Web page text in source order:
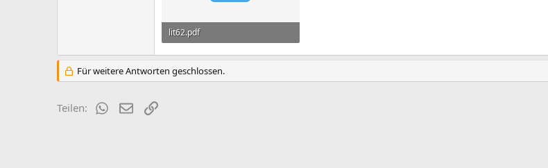
lit62.pdf
811 KB · Aufrufe: 239
Für weitere Antworten geschlossen.
Teilen: WhatsApp
E-MailLink